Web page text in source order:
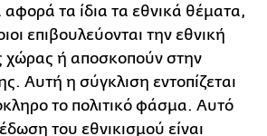
τα ίδια τα εθνικά θέματα,
επιβουλεύονται την εθνική
χώρας ή αποσκοπούν στην
Αυτή η σύγκλιση εντοπίζεται
το πολιτικό φάσμα. Αυτό
του εθνικισμού είναι